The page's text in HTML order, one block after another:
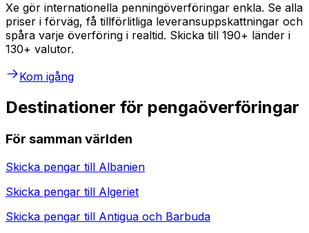
Xe gör internationella penningöverföringar enkla. Se alla
priser i förväg, få tillförlitliga leveransuppskattningar och
spåra varje överföring i realtid. Skicka till 190+ länder i
130+ valutor.
Kom igång
Destinationer för pengaöverföringar
För samman världen
Skicka pengar till Albanien
Skicka pengar till Algeriet
Skicka pengar till Antigua och Barbuda